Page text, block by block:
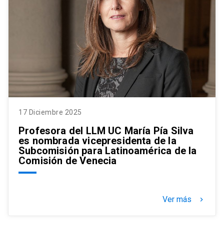
17 Diciembre 2025
Profesora del LLM UC María Pía Silva
es nombrada vicepresidenta de la
Subcomisión para Latinoamérica de la
Comisión de Venecia
Ver más keyboard_arrow_right